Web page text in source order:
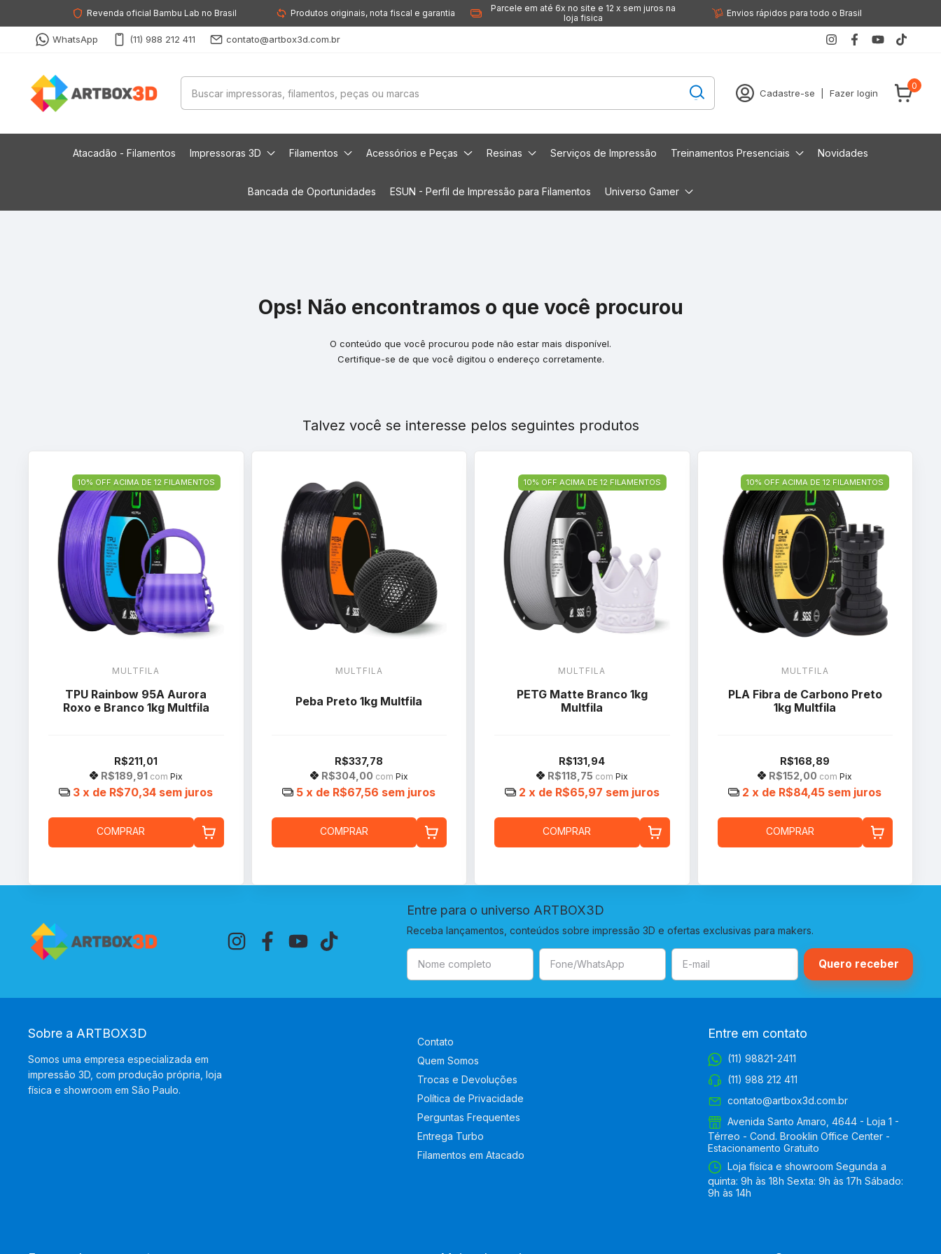
Revenda oficial Bambu Lab no Brasil Produtos originais, nota fiscal e garantia
Parcele em até 6x no site e 12 x sem juros na
loja fisica
Envios rápidos para todo o Brasil
WhatsApp (11) 988 212 411 contato@artbox3d.com.br
Cadastre-se Fazer login
0
Atacadão - Filamentos Impressoras 3D Filamentos Acessórios e Peças Resinas Serviços de Impressão Treinamentos Presenciais Novidades
Bancada de Oportunidades ESUN - Perfil de Impressão para Filamentos Universo Gamer
Ops! Não encontramos o que você procurou
O conteúdo que você procurou pode não estar mais disponível.
Certifique-se de que você digitou o endereço corretamente.
Talvez você se interesse pelos seguintes produtos
10% OFF ACIMA DE 12 FILAMENTOS
MULTFILA
TPU Rainbow 95A Aurora
Roxo e Branco 1kg Multfila
R$211,01
R$189,91 com Pix
3 x de R$70,34 sem juros
COMPRAR
MULTFILA
Peba Preto 1kg Multfila
R$337,78
R$304,00 com Pix
5 x de R$67,56 sem juros
COMPRAR
10% OFF ACIMA DE 12 FILAMENTOS
MULTFILA
PETG Matte Branco 1kg
Multfila
R$131,94
R$118,75 com Pix
2 x de R$65,97 sem juros
COMPRAR
10% OFF ACIMA DE 12 FILAMENTOS
MULTFILA
PLA Fibra de Carbono Preto
1kg Multfila
R$168,89
R$152,00 com Pix
2 x de R$84,45 sem juros
COMPRAR
Entre para o universo ARTBOX3D
Receba lançamentos, conteúdos sobre impressão 3D e ofertas exclusivas para makers.
Sobre a ARTBOX3D
Somos uma empresa especializada em
impressão 3D, com produção própria, loja
física e showroom em São Paulo.
Contato
Quem Somos
Trocas e Devoluções
Política de Privacidade
Perguntas Frequentes
Entrega Turbo
Filamentos em Atacado
Entre em contato
(11) 98821-2411
(11) 988 212 411
contato@artbox3d.com.br
Avenida Santo Amaro, 4644 - Loja 1 -
Térreo - Cond. Brooklin Office Center -
Estacionamento Gratuito
Loja física e showroom Segunda a
quinta: 9h às 18h Sexta: 9h às 17h Sábado:
9h às 14h